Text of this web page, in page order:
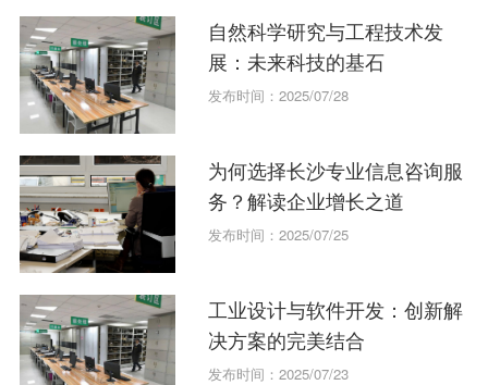
自然科学研究与工程技术发
展：未来科技的基石
发布时间：2025/07/28
为何选择长沙专业信息咨询服
务？解读企业增长之道
发布时间：2025/07/25
工业设计与软件开发：创新解
决方案的完美结合
发布时间：2025/07/23